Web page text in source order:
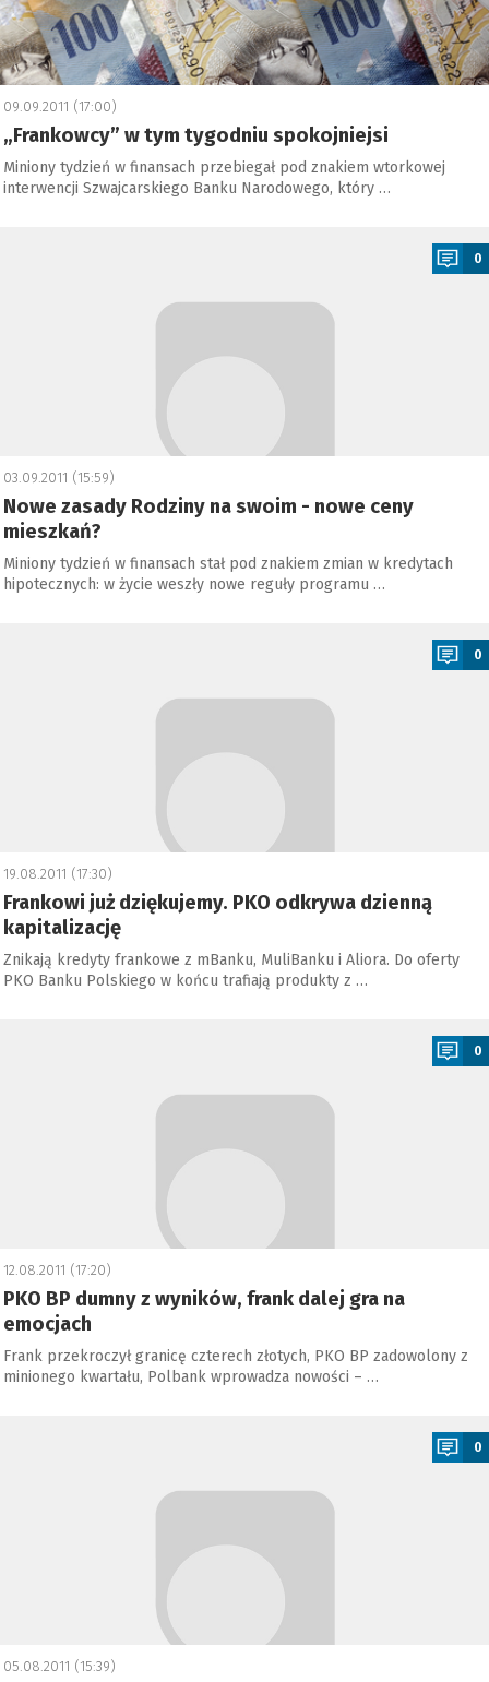
09.09.2011 (17:00)
„Frankowcy” w tym tygodniu spokojniejsi
Miniony tydzień w finansach przebiegał pod znakiem wtorkowej
interwencji Szwajcarskiego Banku Narodowego, który …
0
03.09.2011 (15:59)
Nowe zasady Rodziny na swoim - nowe ceny
mieszkań?
Miniony tydzień w finansach stał pod znakiem zmian w kredytach
hipotecznych: w życie weszły nowe reguły programu …
0
19.08.2011 (17:30)
Frankowi już dziękujemy. PKO odkrywa dzienną
kapitalizację
Znikają kredyty frankowe z mBanku, MuliBanku i Aliora. Do oferty
PKO Banku Polskiego w końcu trafiają produkty z …
0
12.08.2011 (17:20)
PKO BP dumny z wyników, frank dalej gra na
emocjach
Frank przekroczył granicę czterech złotych, PKO BP zadowolony z
minionego kwartału, Polbank wprowadza nowości – …
0
05.08.2011 (15:39)